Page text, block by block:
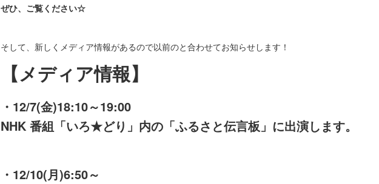
ぜひ、ご覧ください☆
そして、新しくメディア情報があるので以前のと合わせてお知らせします！
【メディア情報】
・12/7(金)18:10～19:00
NHK 番組「いろ★どり」内の「ふるさと伝言板」に出演します。
・12/10(月)6:50～